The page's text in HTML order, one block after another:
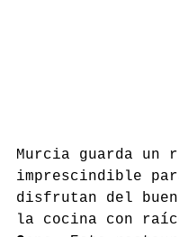
Murcia guarda un
imprescindible
disfrutan del
la cocina con